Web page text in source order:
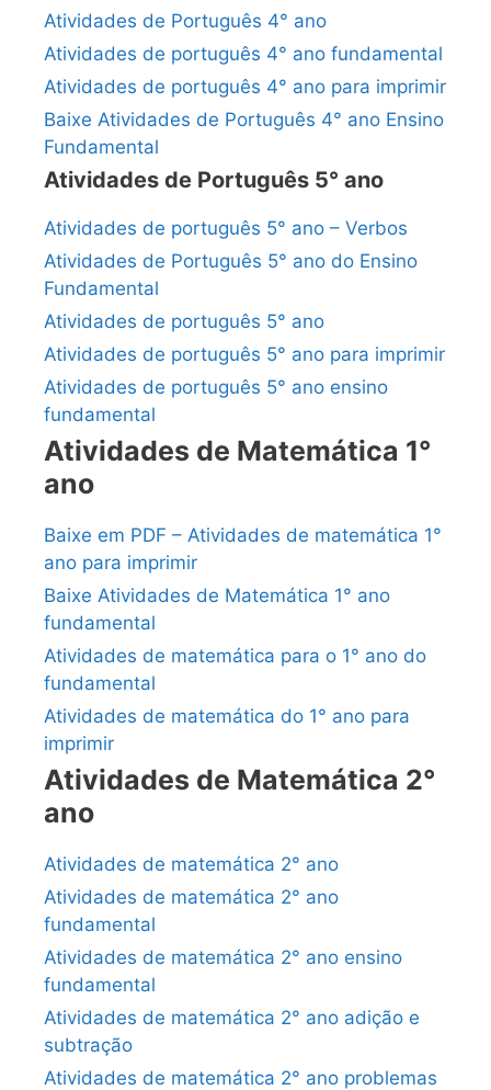
Atividades de Português 4° ano
Atividades de português 4° ano fundamental
Atividades de português 4° ano para imprimir
Baixe Atividades de Português 4° ano Ensino
Fundamental
Atividades de Português 5° ano
Atividades de português 5° ano – Verbos
Atividades de Português 5° ano do Ensino
Fundamental
Atividades de português 5° ano
Atividades de português 5° ano para imprimir
Atividades de português 5° ano ensino
fundamental
Atividades de Matemática 1°
ano
Baixe em PDF – Atividades de matemática 1°
ano para imprimir
Baixe Atividades de Matemática 1° ano
fundamental
Atividades de matemática para o 1° ano do
fundamental
Atividades de matemática do 1° ano para
imprimir
Atividades de Matemática 2°
ano
Atividades de matemática 2° ano
Atividades de matemática 2° ano
fundamental
Atividades de matemática 2° ano ensino
fundamental
Atividades de matemática 2° ano adição e
subtração
Atividades de matemática 2° ano problemas